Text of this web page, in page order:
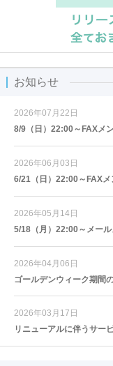
お知らせ
2026年07月22日
8/9（日）22:00～FAXメ
2026年06月03日
6/21（日）22:00～FAX
2026年05月14日
5/18（月）22:00～メー
2026年04月06日
ゴールデンウィーク期間
2026年03月17日
リニューアルに伴うサー